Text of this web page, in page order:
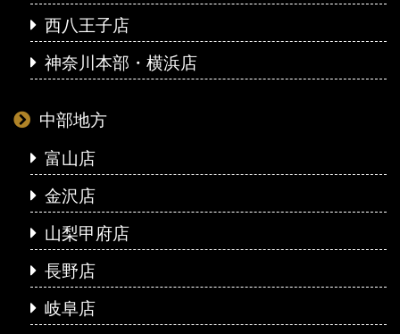
西八王子店
神奈川本部・横浜店
中部地方
富山店
金沢店
山梨甲府店
長野店
岐阜店